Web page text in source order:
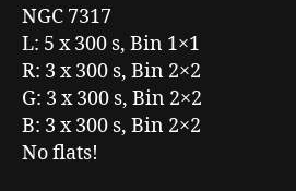
NGC 7317
L: 5 x 300 s, Bin 1×1
R: 3 x 300 s, Bin 2×2
G: 3 x 300 s, Bin 2×2
B: 3 x 300 s, Bin 2×2
No flats!